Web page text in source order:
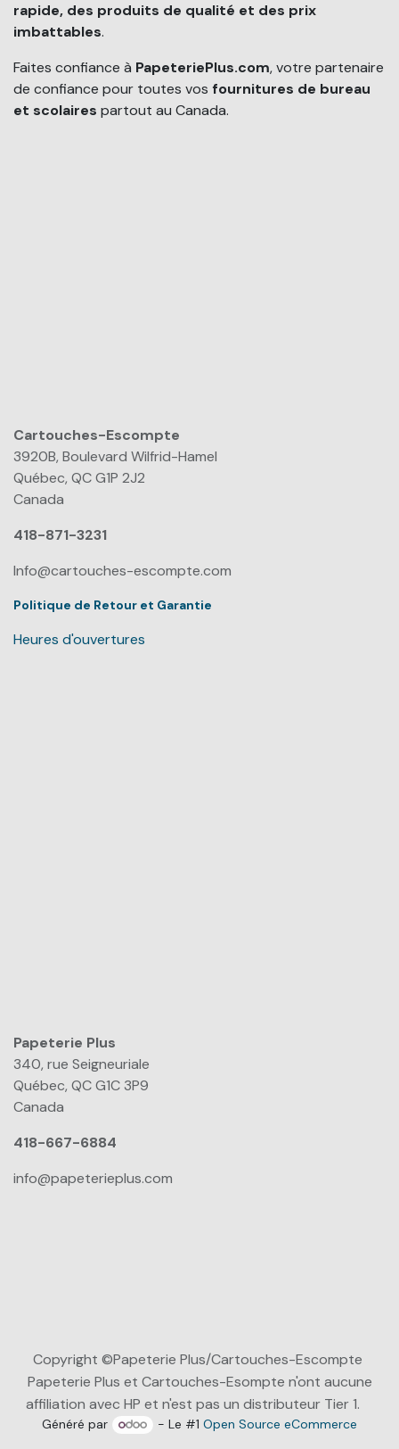
rapide, des produits de qualité et des prix
imbattables.
Faites confiance à PapeteriePlus.com, votre partenaire
de confiance pour toutes vos fournitures de bureau
et scolaires partout au Canada.
Cartouches-Escompte
3920B, Boulevard Wilfrid-Hamel
Québec, QC G1P 2J2
Canada
418-871-3231
Info@cartouches-escompte.com
Politique de Retour et Garantie
Heures d'ouvertures
Papeterie Plus​
340, rue Seigneuriale
Québec, QC G1C 3P9
Canada
418-667-6884
info@papeterieplus.com
Copyright ©Papeterie Plus/Cartouches-Escompte
Papeterie Plus et Cartouches-Esompte n'ont aucune
affiliation avec HP et n'est pas un distributeur Tier 1.
Généré par - Le #1Open Source eCommerce